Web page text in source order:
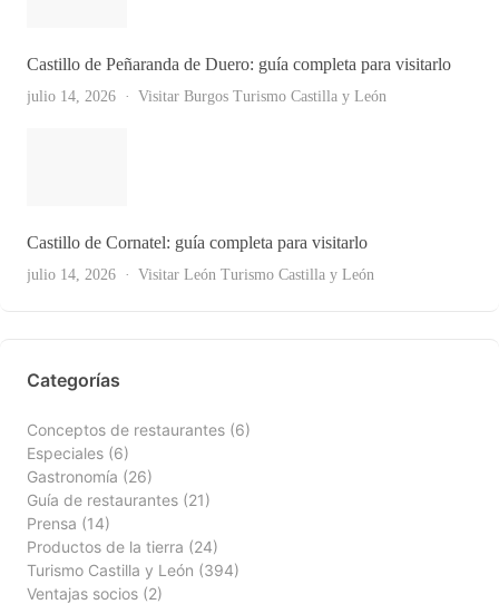
Castillo de Peñaranda de Duero: guía completa para visitarlo
julio 14, 2026 Visitar Burgos Turismo Castilla y León
Castillo de Cornatel: guía completa para visitarlo
julio 14, 2026 Visitar León Turismo Castilla y León
Ver Todas
Categorías
Conceptos de restaurantes (6)
Especiales (6)
Gastronomía (26)
Guía de restaurantes (21)
Prensa (14)
Productos de la tierra (24)
Turismo Castilla y León (394)
Ventajas socios (2)